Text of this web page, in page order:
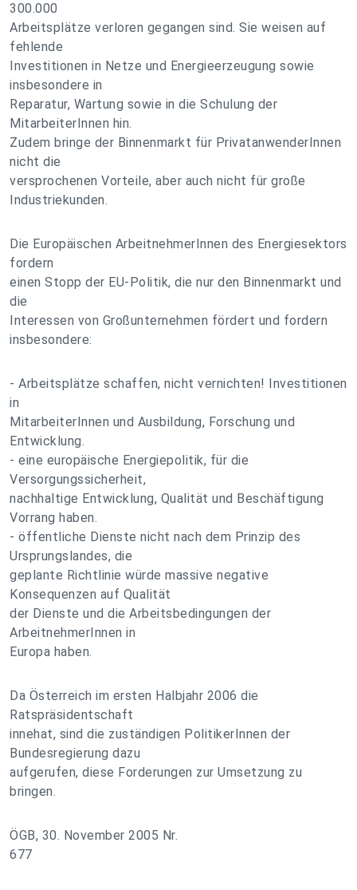
300.000
Arbeitsplätze verloren gegangen sind. Sie weisen auf
fehlende
Investitionen in Netze und Energieerzeugung sowie
insbesondere in
Reparatur, Wartung sowie in die Schulung der
MitarbeiterInnen hin.
Zudem bringe der Binnenmarkt für PrivatanwenderInnen
nicht die
versprochenen Vorteile, aber auch nicht für große
Industriekunden.
Die Europäischen ArbeitnehmerInnen des Energiesektors
fordern
einen Stopp der EU-Politik, die nur den Binnenmarkt und
die
Interessen von Großunternehmen fördert und fordern
insbesondere:
- Arbeitsplätze schaffen, nicht vernichten! Investitionen
in
MitarbeiterInnen und Ausbildung, Forschung und
Entwicklung.
- eine europäische Energiepolitik, für die
Versorgungssicherheit,
nachhaltige Entwicklung, Qualität und Beschäftigung
Vorrang haben.
- öffentliche Dienste nicht nach dem Prinzip des
Ursprungslandes, die
geplante Richtlinie würde massive negative
Konsequenzen auf Qualität
der Dienste und die Arbeitsbedingungen der
ArbeitnehmerInnen in
Europa haben.
Da Österreich im ersten Halbjahr 2006 die
Ratspräsidentschaft
innehat, sind die zuständigen PolitikerInnen der
Bundesregierung dazu
aufgerufen, diese Forderungen zur Umsetzung zu
bringen.
ÖGB, 30. November 2005 Nr.
677